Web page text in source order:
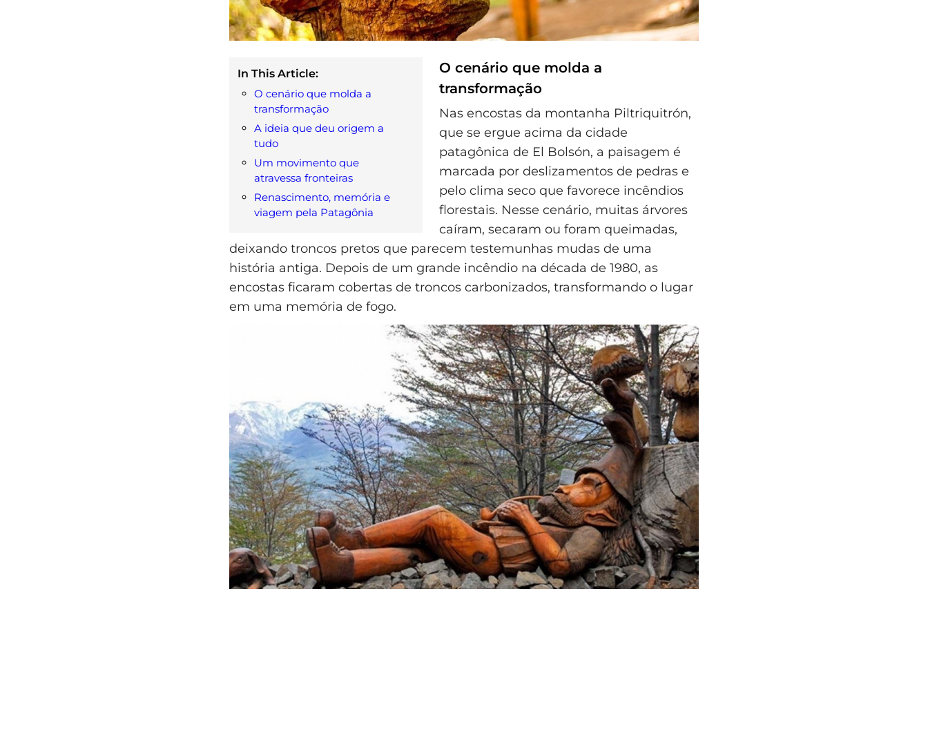
In This Article:
O cenário que molda a
transformação
A ideia que deu origem a
tudo
Um movimento que
atravessa fronteiras
Renascimento, memória e
viagem pela Patagônia
O cenário que molda a
transformação
Nas encostas da montanha Piltriquitrón,
que se ergue acima da cidade
patagônica de El Bolsón, a paisagem é
marcada por deslizamentos de pedras e
pelo clima seco que favorece incêndios
florestais. Nesse cenário, muitas árvores
caíram, secaram ou foram queimadas,
deixando troncos pretos que parecem testemunhas mudas de uma
história antiga. Depois de um grande incêndio na década de 1980, as
encostas ficaram cobertas de troncos carbonizados, transformando o lugar
em uma memória de fogo.